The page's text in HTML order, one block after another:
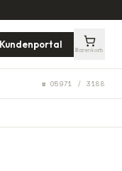
Kundenportal
Warenkorb
☎ 05971 / 3188